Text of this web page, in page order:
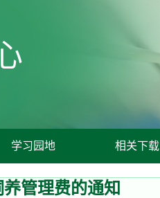
学习园地 相关下载
管理费的通知